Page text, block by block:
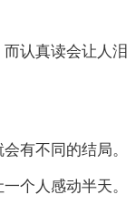
认真读会让人泪
有不同的结局。
个人感动半天。